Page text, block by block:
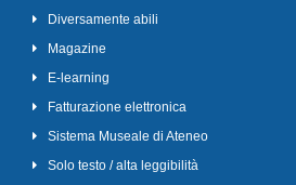
Diversamente abili
Magazine
E-learning
Fatturazione elettronica
Sistema Museale di Ateneo
Solo testo / alta leggibilità